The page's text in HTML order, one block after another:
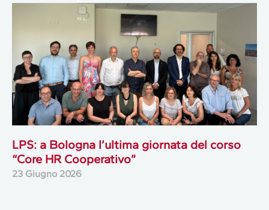
LPS: a Bologna l’ultima giornata del corso
“Core HR Cooperativo”
23 Giugno 2026